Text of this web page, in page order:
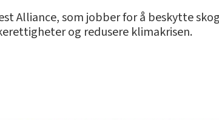
Alliance, som jobber for å beskytte
og redusere klimakrisen.